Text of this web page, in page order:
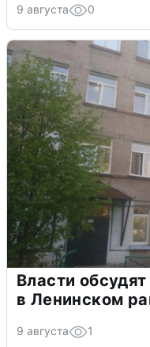
9 августа 0
Власти
в Ленинском
9 августа 1